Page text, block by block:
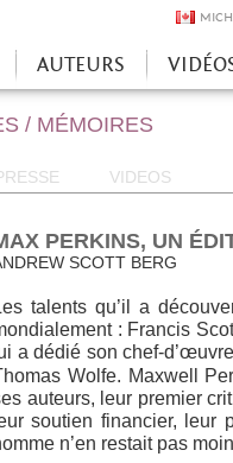
AUTEURS
/ MÉMOIRES
VIDEOS
PERKINS, UN
SCOTT BERG
talents qu’il a
: Francis
a dédié son chef-
Wolfe. Maxwell
auteurs, leur premier
soutien financier, leur
n’en restait pas